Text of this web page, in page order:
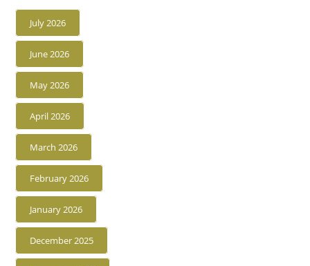
July 2026
June 2026
May 2026
April 2026
March 2026
February 2026
January 2026
December 2025